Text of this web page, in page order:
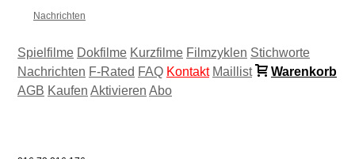
Nachrichten
Spielfilme Dokfilme Kurzfilme Filmzyklen Stichworte
Nachrichten F-Rated FAQ Kontakt Maillist
Warenkorb
AGB Kaufen Aktivieren Abo